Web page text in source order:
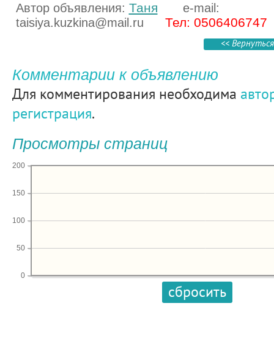
Автор объявления: Таня
e-mail:
taisiya.kuzkina@mail.ru
Тел: 0506406747
<<
Комментарии к объявлению
Для комментирования необходима
регистрация.
Просмотры страниц
0
50
100
150
200
сбросить